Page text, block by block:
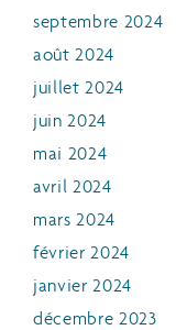
septembre 2024
août 2024
juillet 2024
juin 2024
mai 2024
avril 2024
mars 2024
février 2024
janvier 2024
décembre 2023